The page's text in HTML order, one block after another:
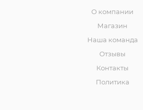
О компании
Магазин
Наша команда
Отзывы
Контакты
Политика